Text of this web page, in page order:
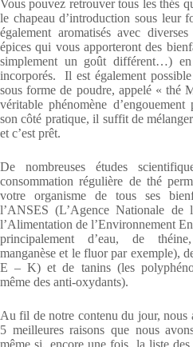
Vous pouvez retrouver tous les thés
le chapeau d’introduction sous leur
également aromatisés avec
épices qui vous apporteront des
simplement un goût différent…)
incorporés. Il est également
sous forme de poudre, appelé « thé
véritable phénomène
son côté pratique, il suffit de
et c’est prêt.
De nombreuses études
consommation régulière de thé
votre organisme de tous ses
l’ANSES (L’Agence Nationale de
l’Alimentation de l’Environnement
principalement d’eau, de
manganèse et le fluor par exemple),
E – K) et de tanins (les
même des anti-oxydants).
Au fil de notre contenu du jour, nous
5 meilleures raisons que nous
même si, encore une fois, la liste